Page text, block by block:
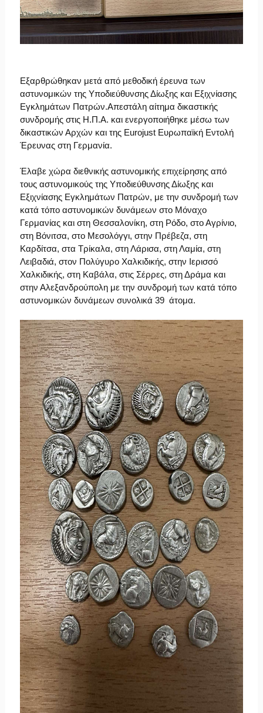
Εξαρθρώθηκαν μετά από μεθοδική έρευνα των
αστυνομικών της Υποδιεύθυνσης Δίωξης και Εξιχνίασης
Εγκλημάτων Πατρών.Απεστάλη αίτημα δικαστικής
συνδρομής στις Η.Π.Α. και ενεργοποιήθηκε μέσω των
δικαστικών Αρχών και της Eurojust Ευρωπαϊκή Εντολή
Έρευνας στη Γερμανία.
Έλαβε χώρα διεθνικής αστυνομικής επιχείρησης από
τους αστυνομικούς της Υποδιεύθυνσης Δίωξης και
Εξιχνίασης Εγκλημάτων Πατρών, με την συνδρομή των
κατά τόπο αστυνομικών δυνάμεων στο Μόναχο
Γερμανίας και στη Θεσσαλονίκη, στη Ρόδο, στο Αγρίνιο,
στη Βόνιτσα, στο Μεσολόγγι, στην Πρέβεζα, στη
Καρδίτσα, στα Τρίκαλα, στη Λάρισα, στη Λαμία, στη
Λειβαδιά, στον Πολύγυρο Χαλκιδικής, στην Ιερισσό
Χαλκιδικής, στη Καβάλα, στις Σέρρες, στη Δράμα και
στην Αλεξανδρούπολη με την συνδρομή των κατά τόπο
αστυνομικών δυνάμεων συνολικά 39 άτομα.